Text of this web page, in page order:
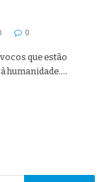
0
que estão
humanidade.…